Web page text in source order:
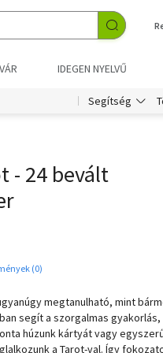
IDEGEN NYELVŰ
Segítség
- 24 bevált
(0)
megtanulható, mint
segít a szorgalmas gyakorlás,
húzunk kártyát vagy
a Tarot-val. Így